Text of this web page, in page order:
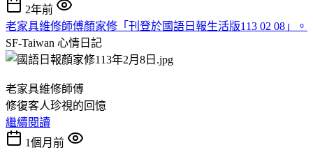
2年前
老家具維修師傅顏家修「刊登於國語日報生活版113 02 08」。
SF-Taiwan 心情日記
老家具維修師傅
修復客人珍視的回憶
繼續閱讀
1個月前